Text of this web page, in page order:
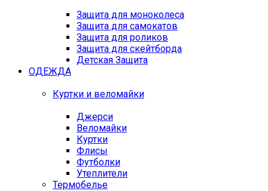
Защита для моноколеса
Защита для самокатов
Защита для роликов
Защита для скейтборда
Детская Защита
ОДЕЖДА
Куртки и веломайки
Джерси
Веломайки
Куртки
Флисы
Футболки
Утеплители
Термобелье